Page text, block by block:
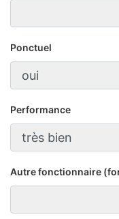
Ponctuel
Performance
Autre fonctionnaire